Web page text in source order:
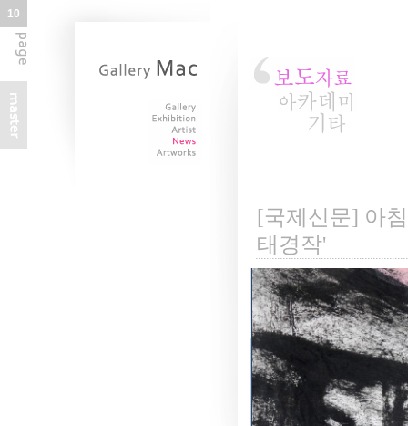
[국제신문] 아
태경작'
10